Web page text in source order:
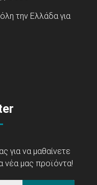
την Ελλάδα για
για να μαθαίνετε
νέα μας προϊόντα!